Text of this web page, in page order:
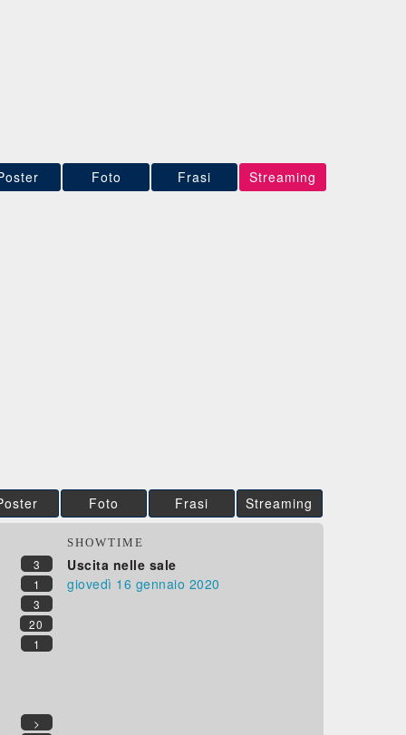
Foto Frasi Streaming
Foto Frasi Streaming
3
1
3
20
1
>
SHOWTIME
Uscita nelle sale
giovedì 16 gennaio 2020